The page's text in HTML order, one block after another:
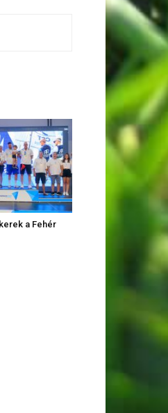
a Fehér